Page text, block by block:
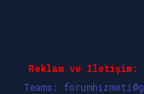
Reklam ve İletişim:
Teams: